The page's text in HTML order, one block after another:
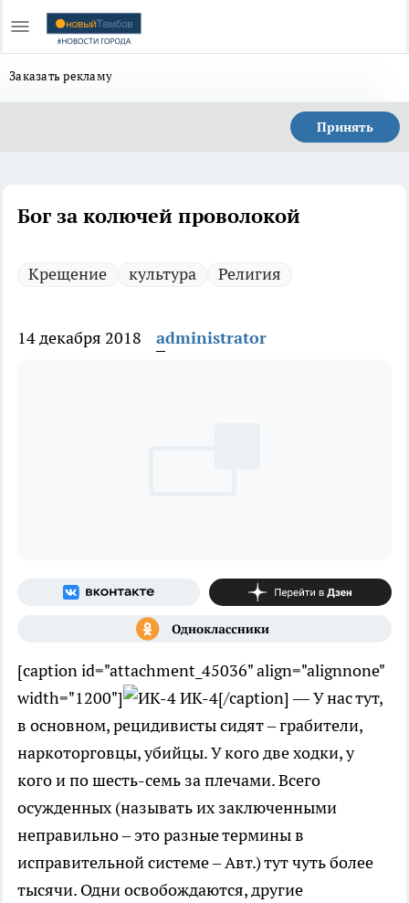
Заказать рекламу
Принять
Бог за колючей проволокой
Крещение культура Религия
14 декабря 2018 administrator
[caption id="attachment_45036" align="alignnone"
width="1200"]
ИК-4[/caption] — У нас тут,
в основном, рецидивисты сидят – грабители,
наркоторговцы, убийцы. У кого две ходки, у
кого и по шесть-семь за плечами. Всего
осужденных (называть их заключенными
неправильно – это разные термины в
исправительной системе – Авт.) тут чуть более
тысячи. Одни освобождаются, другие